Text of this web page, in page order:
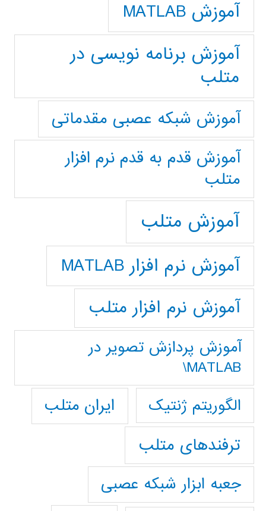
آموزش MATLAB
آموزش برنامه نویسی در
متلب
آموزش شبکه عصبی مقدماتی
آموزش قدم به قدم نرم افزار
متلب
آموزش متلب
آموزش نرم افزار MATLAB
آموزش نرم افزار متلب
آموزش پردازش تصوير در
MATLAB\
الگوریتم ژنتیک
ایران متلب
ترفندهای متلب
جعبه ابزار شبکه عصبی